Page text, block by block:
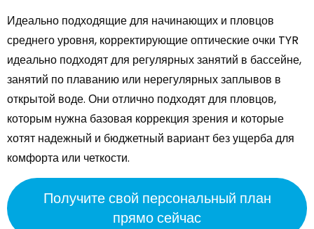
Идеально подходящие для начинающих и пловцов
среднего уровня, корректирующие оптические очки TYR
идеально подходят для регулярных занятий в бассейне,
занятий по плаванию или нерегулярных заплывов в
открытой воде. Они отлично подходят для пловцов,
которым нужна базовая коррекция зрения и которые
хотят надежный и бюджетный вариант без ущерба для
комфорта или четкости.
Получите свой персональный план
прямо сейчас